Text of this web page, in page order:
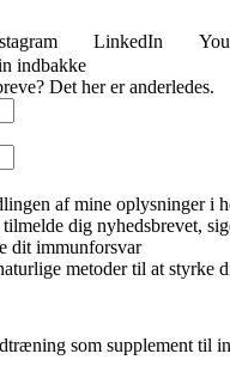
LinkedIn
indbakke
Det her er anderledes.
af mine oplysninger i
dig nyhedsbrevet,
dit immunforsvar
metoder til at styrke
som supplement til